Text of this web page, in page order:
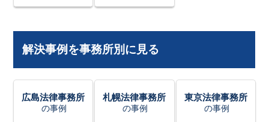
解決事例を事務所別に見る
広島法律事務所
の事例
札幌法律事務所
の事例
東京法律事務所
の事例